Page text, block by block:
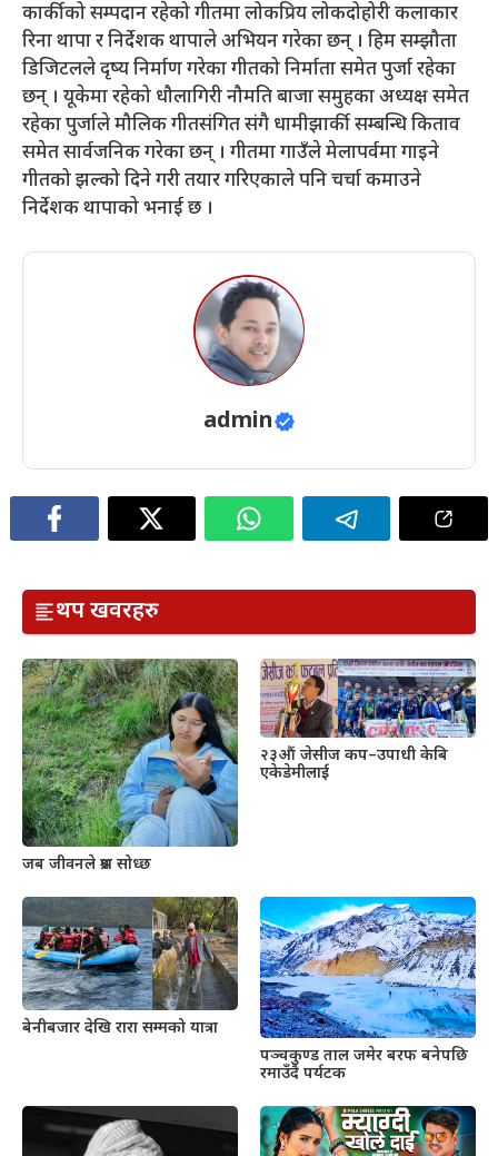
कार्कीको सम्पदान रहेको गीतमा लोकप्रिय लोकदोहोरी कलाकार
रिना थापा र निर्देशक थापाले अभियन गरेका छन् । हिम सम्झौता
डिजिटलले दृष्य निर्माण गरेका गीतको निर्माता समेत पुर्जा रहेका
छन् । यूकेमा रहेको धौलागिरी नौमति बाजा समुहका अध्यक्ष समेत
रहेका पुर्जाले मौलिक गीतसंगित संगै धामीझार्की सम्बन्धि किताव
समेत सार्वजनिक गरेका छन् । गीतमा गाउँले मेलापर्वमा गाइने
गीतको झल्को दिने गरी तयार गरिएकाले पनि चर्चा कमाउने
निर्देशक थापाको भनाई छ ।
admin
थप खवरहरु
जब जीवनले प्रश्न सोध्छ
२३औं जेसीज कप–उपाधी केबि
एकेडेमीलाई
बेनीबजार देखि रारा सम्मको यात्रा
पञ्चकुण्ड ताल जमेर बरफ बनेपछि
रमाउँदै पर्यटक